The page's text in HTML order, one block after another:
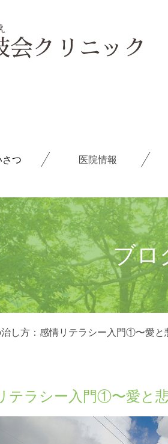
会クリニック
さつ 医院情報
ブロ
治し方：感情リテラシー入門①〜愛と
テラシー入門①〜愛と